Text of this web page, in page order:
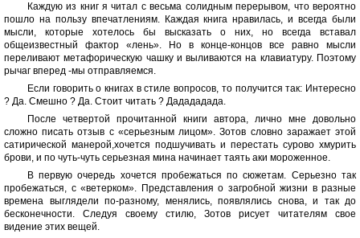
Каждую из книг я читал с весьма солидным перерывом, что вероятно
пошло на пользу впечатлениям. Каждая книга нравилась, и всегда были
мысли, которые хотелось бы высказать о них, но всегда вставал
общеизвестный фактор «лень». Но в конце-концов все равно мысли
переливают метафорическую чашку и выливаются на клавиатуру. Поэтому
рычаг вперед -мы отправляемся.
Если говорить о книгах в стиле вопросов, то получится так: Интересно
? Да. Смешно ? Да. Стоит читать ? Дадададада.
После четвертой прочитанной книги автора, лично мне довольно
сложно писать отзыв с «серьезным лицом». Зотов словно заражает этой
сатирической манерой,хочется подшучивать и перестать сурово хмурить
брови, и по чуть-чуть серьезная мина начинает таять аки мороженное.
В первую очередь хочется пробежаться по сюжетам. Серьезно так
пробежаться, с «ветерком». Представления о загробной жизни в разные
времена выглядели по-разному, менялись, появлялись снова, и так до
бесконечности. Следуя своему стилю, Зотов рисует читателям свое
видение этих вещей.